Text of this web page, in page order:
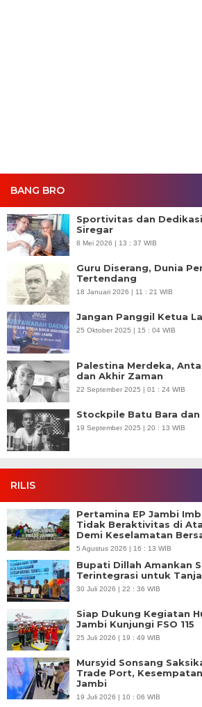
BANG BRO
Sportivitas dan
Siregar
8 Mei 2026 | 13 : 37 WIB
Guru Diserang, Dunia
Tertendang
18 Januari 2026 | 11 : 21 WIB
Jangan Panggil Ketua
25 Oktober 2025 | 15 : 04 WIB
Palestina Merdeka,
dan Akhir Zaman
22 September 2025 | 01 : 24 WIB
Stockpile Batu Bara
19 September 2025 | 20 : 13 WIB
RILIS
Pertamina EP Jambi
Tidak Beraktivitas di
Demi Keselamatan
5 Agustus 2026 | 16 : 13 WIB
Bupati Dillah Amankan
Terintegrasi untuk
30 Juli 2026 | 22 : 36 WIB
Siap Dukung Kegiatan
Jambi Kunjungi FSO 115
25 Juli 2026 | 19 : 49 WIB
Mursyid Sonsang
Trade Port,
Jambi
19 Juli 2026 | 10 : 06 WIB